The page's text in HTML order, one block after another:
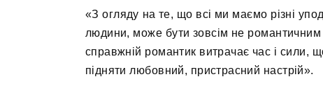
«З огляду на те, що всі ми маємо різні
людини, може бути зовсім не
справжній романтик витрачає час і сили,
підняти любовний, пристрасний настрій».